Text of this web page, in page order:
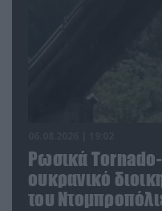
Ρωσικά
ουκρανικό
του